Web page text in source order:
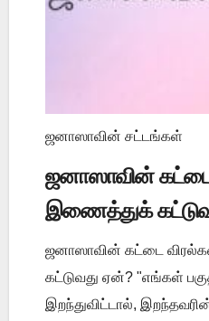
ஜனாஸாவின் சட்டங்கள்
ஜனாஸாவின்
இணைத்துக்
ஜனாஸாவின் கட்டை
கட்டுவது ஏன்? "எங்கள்
இறந்துவிட்டால்,